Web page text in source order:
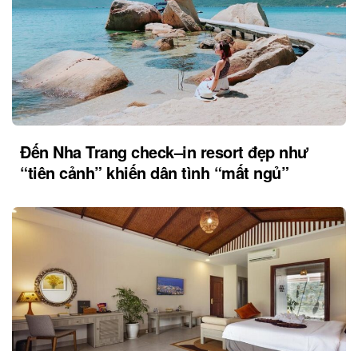
Đến Nha Trang check–in resort đẹp như
“tiên cảnh” khiến dân tình “mất ngủ”